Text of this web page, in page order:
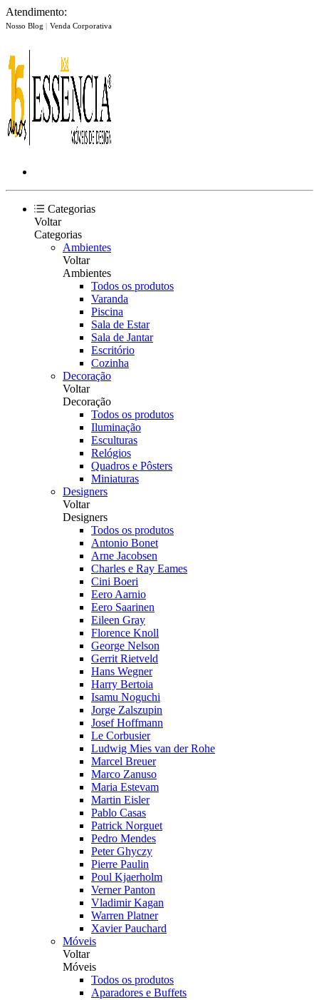
Atendimento:
Nosso Blog | Venda Corporativa
Categorias
Voltar
Categorias
Ambientes
Voltar
Ambientes
Todos os produtos
Varanda
Piscina
Sala de Estar
Sala de Jantar
Escritório
Cozinha
Decoração
Voltar
Decoração
Todos os produtos
Iluminação
Esculturas
Relógios
Quadros e Pôsters
Miniaturas
Designers
Voltar
Designers
Todos os produtos
Antonio Bonet
Arne Jacobsen
Charles e Ray Eames
Cini Boeri
Eero Aarnio
Eero Saarinen
Eileen Gray
Florence Knoll
George Nelson
Gerrit Rietveld
Hans Wegner
Harry Bertoia
Isamu Noguchi
Jorge Zalszupin
Josef Hoffmann
Le Corbusier
Ludwig Mies van der Rohe
Marcel Breuer
Marco Zanuso
Maria Estevam
Martin Eisler
Pablo Casas
Patrick Norguet
Pedro Mendes
Peter Ghyczy
Pierre Paulin
Poul Kjaerholm
Verner Panton
Vladimir Kagan
Warren Platner
Xavier Pauchard
Móveis
Voltar
Móveis
Todos os produtos
Aparadores e Buffets